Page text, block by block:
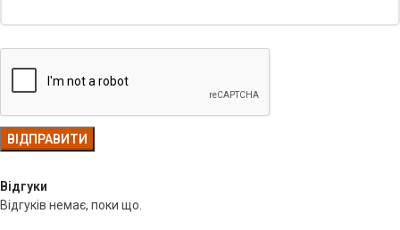
Відгуки
Відгуків немає, поки що.